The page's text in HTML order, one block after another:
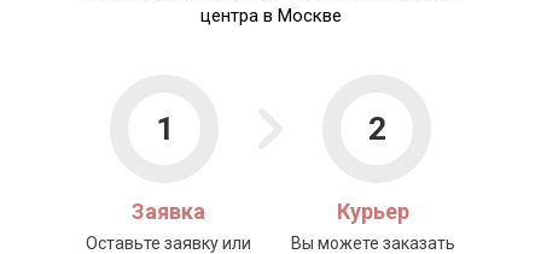
центра в Москве
1 2
Заявка
Оставьте заявку или
Курьер
Вы можете заказать